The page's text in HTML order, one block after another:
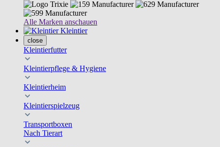
Alle Marken anschauen
Kleintier
close
Kleintierfutter
Kleintierpflege & Hygiene
Kleintierheim
Kleintierspielzeug
Transportboxen
Nach Tierart